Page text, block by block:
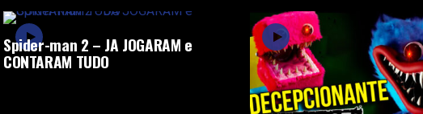
Spider-man 2 – JA JOGARAM e
CONTARAM TUDO